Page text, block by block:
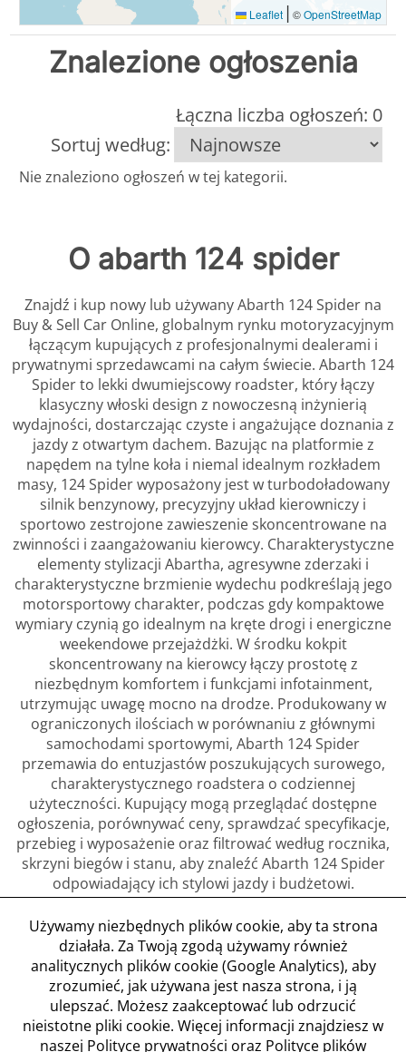
Leaflet | ©OpenStreetMap
Znalezione ogłoszenia
Łączna liczba ogłoszeń: 0
Sortuj według:
Nie znaleziono ogłoszeń w tej kategorii.
O abarth 124 spider
Znajdź i kup nowy lub używany Abarth 124 Spider na
Buy & Sell Car Online, globalnym rynku motoryzacyjnym
łączącym kupujących z profesjonalnymi dealerami i
prywatnymi sprzedawcami na całym świecie. Abarth 124
Spider to lekki dwumiejscowy roadster, który łączy
klasyczny włoski design z nowoczesną inżynierią
wydajności, dostarczając czyste i angażujące doznania z
jazdy z otwartym dachem. Bazując na platformie z
napędem na tylne koła i niemal idealnym rozkładem
masy, 124 Spider wyposażony jest w turbodoładowany
silnik benzynowy, precyzyjny układ kierowniczy i
sportowo zestrojone zawieszenie skoncentrowane na
zwinności i zaangażowaniu kierowcy. Charakterystyczne
elementy stylizacji Abartha, agresywne zderzaki i
charakterystyczne brzmienie wydechu podkreślają jego
motorsportowy charakter, podczas gdy kompaktowe
wymiary czynią go idealnym na kręte drogi i energiczne
weekendowe przejażdżki. W środku kokpit
skoncentrowany na kierowcy łączy prostotę z
niezbędnym komfortem i funkcjami infotainment,
utrzymując uwagę mocno na drodze. Produkowany w
ograniczonych ilościach w porównaniu z głównymi
samochodami sportowymi, Abarth 124 Spider
przemawia do entuzjastów poszukujących surowego,
charakterystycznego roadstera o codziennej
użyteczności. Kupujący mogą przeglądać dostępne
ogłoszenia, porównywać ceny, sprawdzać specyfikacje,
przebieg i wyposażenie oraz filtrować według rocznika,
skrzyni biegów i stanu, aby znaleźć Abarth 124 Spider
odpowiadający ich stylowi jazdy i budżetowi.
Regulamin
Polityka prywatności
Polityka plików cookie
Używamy niezbędnych plików cookie, aby ta strona
działała. Za Twoją zgodą używamy również
analitycznych plików cookie (Google Analytics), aby
zrozumieć, jak używana jest nasza strona, i ją
ulepszać. Możesz zaakceptować lub odrzucić
nieistotne pliki cookie. Więcej informacji znajdziesz w
naszej Polityce prywatności oraz Polityce plików